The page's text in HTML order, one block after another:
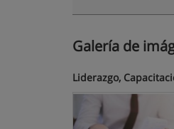
Galería de
Liderazgo,